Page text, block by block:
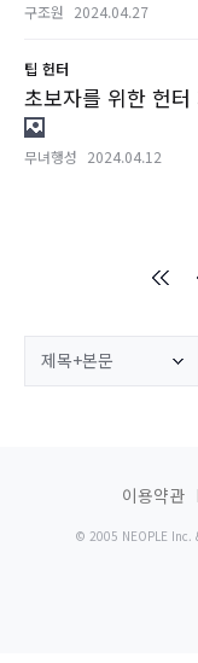
구조원 2024.04.27
팁 헌터
초보자를 위한 헌터
무녀행성 2024.04.12
제목+본문
이용약관
© 2005 NEOPLE Inc.